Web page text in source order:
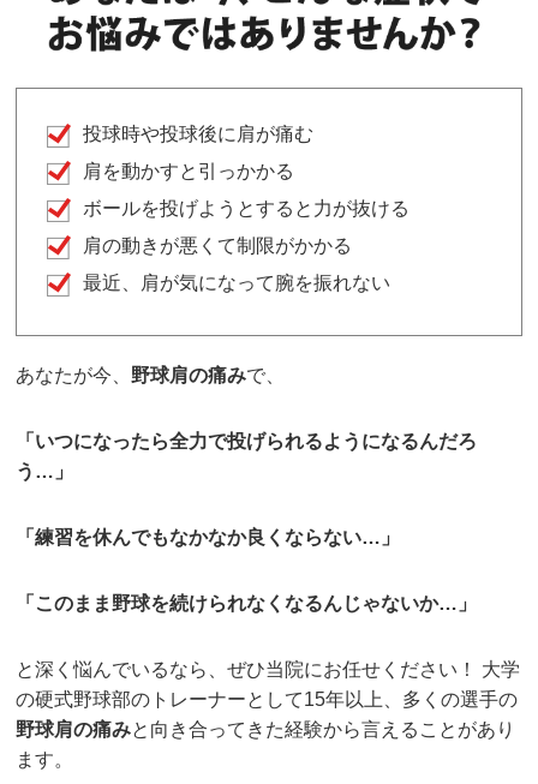
投球時や投球後に肩が痛む
肩を動かすと引っかかる
ボールを投げようとすると力が抜ける
肩の動きが悪くて制限がかかる
最近、肩が気になって腕を振れない
あなたが今、 野球肩の痛みで、
「いつになったら全力で投げられるようになるんだろ
う … 」
「練習を休んでもなかなか良くならない… 」
「このまま野球を続けられなくなるんじゃないか… 」
と深く悩んでいるなら、ぜひ当院にお任せください！ 大学
の硬式野球部のトレーナーとして15年以上、多くの選手の
野球肩の痛みと向き合ってきた経験から言えることがあり
ます。